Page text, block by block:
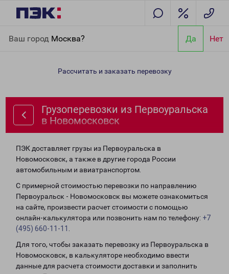
Ваш город Москва? Да Нет
Новомосковск
Рассчитать и заказать перевозку
Грузоперевозки из Первоуральска
в Новомосковск
ПЭК доставляет грузы из Первоуральска в
Новомосковск, а также в другие города России
автомобильным и авиатранспортом.
С примерной стоимостью перевозки по направлению
Первоуральск - Новомосковск вы можете ознакомиться
на сайте, произвести расчет стоимости с помощью
онлайн-калькулятора или позвонить нам по телефону: +7
(495) 660-11-11
Для того, чтобы заказать перевозку из Первоуральска в
Новомосковск, в калькуляторе необходимо ввести
данные для расчета стоимости доставки и заполнить